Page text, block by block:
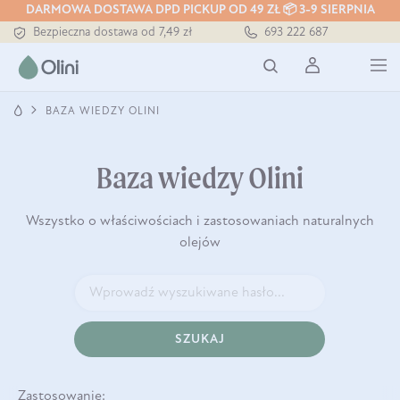
DARMOWA DOSTAWA DPD PICKUP OD 49 ZŁ 📦 3-9 SIERPNIA
Tłoczony zawsze na zimno
Bezpieczna dostawa od 7,49 zł
Tłoczony zawsze na zimno
693 222 687
BAZA WIEDZY OLINI
Baza wiedzy Olini
Wszystko o właściwościach i zastosowaniach naturalnych
olejów
SZUKAJ
Zastosowanie: